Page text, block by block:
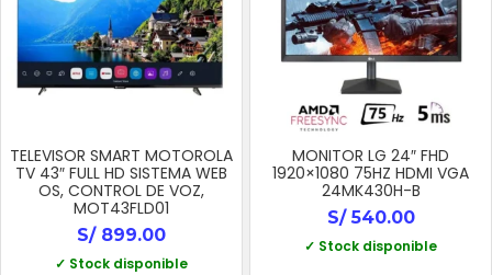
TELEVISOR SMART MOTOROLA
TV 43″ FULL HD SISTEMA WEB
OS, CONTROL DE VOZ,
MOT43FLD01
S/899.00
✓ Stock disponible
MONITOR LG 24″ FHD
1920×1080 75HZ HDMI VGA
24MK430H-B
S/540.00
✓ Stock disponible